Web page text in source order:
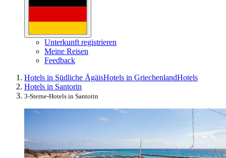
Unterkunft registrieren
Meine Reisen
Feedback
Hotels in Südliche ÄgäisHotels in GriechenlandHotels
Hotels in Santorin
3-Sterne-Hotels in Santorin